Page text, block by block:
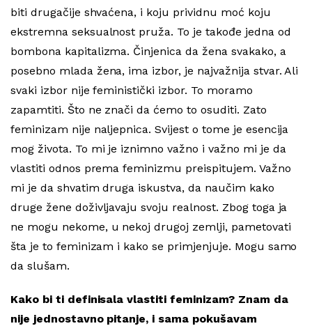
biti drugačije shvaćena, i koju prividnu moć koju
ekstremna seksualnost pruža. To je takođe jedna od
bombona kapitalizma. Činjenica da žena svakako, a
posebno mlada žena, ima izbor, je najvažnija stvar. Ali
svaki izbor nije feministički izbor. To moramo
zapamtiti. Što ne znači da ćemo to osuditi. Zato
feminizam nije naljepnica. Svijest o tome je esencija
mog života. To mi je iznimno važno i važno mi je da
vlastiti odnos prema feminizmu preispitujem. Važno
mi je da shvatim druga iskustva, da naučim kako
druge žene doživljavaju svoju realnost. Zbog toga ja
ne mogu nekome, u nekoj drugoj zemlji, pametovati
šta je to feminizam i kako se primjenjuje. Mogu samo
da slušam.
Kako bi ti definisala vlastiti feminizam? Znam da
nije jednostavno pitanje, i sama pokušavam